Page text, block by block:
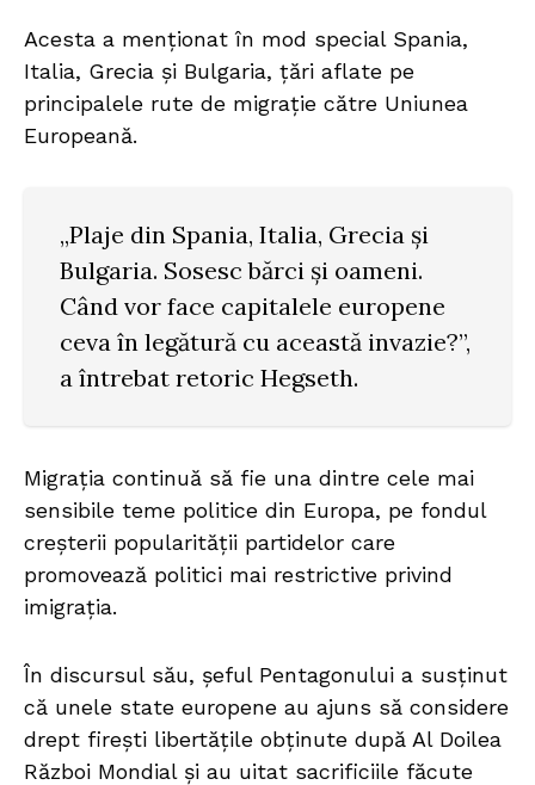
Acesta a menționat în mod special Spania,
Italia, Grecia și Bulgaria, țări aflate pe
principalele rute de migrație către Uniunea
Europeană.
„Plaje din Spania, Italia, Grecia și
Bulgaria. Sosesc bărci și oameni.
Când vor face capitalele europene
ceva în legătură cu această invazie?”,
a întrebat retoric Hegseth.
Migrația continuă să fie una dintre cele mai
sensibile teme politice din Europa, pe fondul
creșterii popularității partidelor care
promovează politici mai restrictive privind
imigrația.
În discursul său, șeful Pentagonului a susținut
că unele state europene au ajuns să considere
drept firești libertățile obținute după Al Doilea
Război Mondial și au uitat sacrificiile făcute